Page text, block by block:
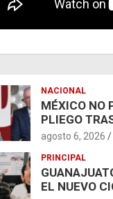
NACIONAL
MÉXICO NO
PLIEGO
agosto 6, 2026
PRINCIPAL
EL NUEVO